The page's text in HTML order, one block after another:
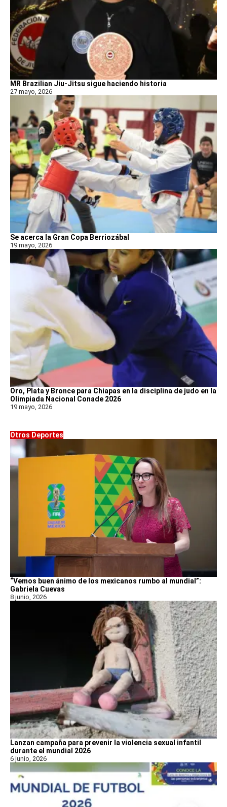
MR Brazilian Jiu-Jitsu sigue haciendo historia
27 mayo, 2026
Se acerca la Gran Copa Berriozábal
19 mayo, 2026
Oro, Plata y Bronce para Chiapas en la disciplina de judo en la
Olimpiada Nacional Conade 2026
19 mayo, 2026
Otros Deportes
“Vemos buen ánimo de los mexicanos rumbo al mundial”:
Gabriela Cuevas
8 junio, 2026
Lanzan campaña para prevenir la violencia sexual infantil
durante el mundial 2026
6 junio, 2026